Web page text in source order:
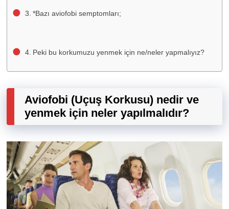
*Bazı aviofobi semptomları;
Peki bu korkumuzu yenmek için ne/neler yapmalıyız?
Aviofobi (Uçuş Korkusu) nedir ve
yenmek için neler yapılmalıdır?